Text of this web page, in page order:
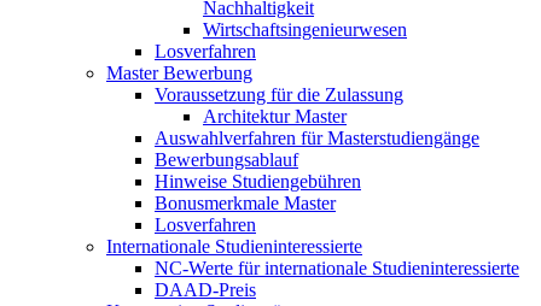
Nachhaltigkeit
Wirtschaftsingenieurwesen
Losverfahren
Master Bewerbung
Voraussetzung für die Zulassung
Architektur Master
Auswahlverfahren für Masterstudiengänge
Bewerbungsablauf
Hinweise Studiengebühren
Bonusmerkmale Master
Losverfahren
Internationale Studieninteressierte
NC-Werte für internationale Studieninteressierte
DAAD-Preis